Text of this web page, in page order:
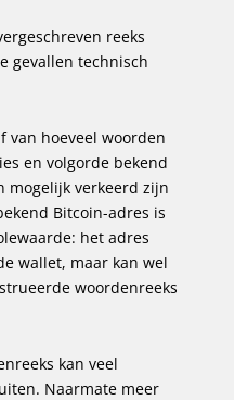
reeks
gevallen technisch
van hoeveel woorden
en volgorde bekend
mogelijk verkeerd zijn
Bitcoin-adres is
het adres
wallet, maar kan wel
woordenreeks
kan veel
Naarmate meer